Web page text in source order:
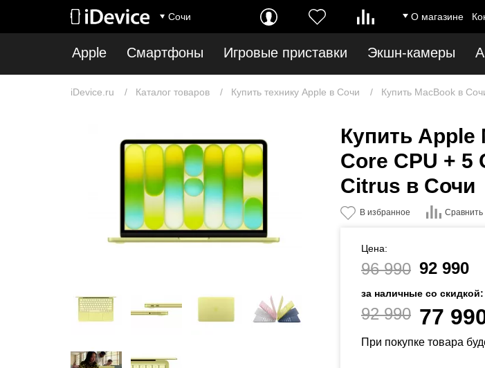
Сочи О магазине
Apple Смартфоны Игровые приставки Экшн-камеры
iDevice.ru Каталог товаров Купить технику Apple в Сочи Купить MacBook в
Купить Apple
Core CPU + 5
Citrus в Сочи
В избранное Сравнить
Цена:
96 990 92 990
за наличные со скидкой:
92 990 77
При покупке товара